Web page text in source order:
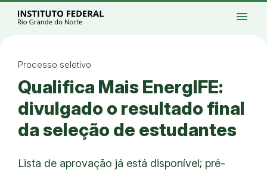
Ir para a página inicial
Ir para a busca
Alto contraste
Login da Área Administrativa
Acessibilidade
menu
Processo seletivo
Qualifica Mais EnergIFE:
divulgado o resultado final
da seleção de estudantes
Lista de aprovação já está disponível; pré-